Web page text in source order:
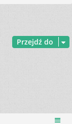
Przejdź do